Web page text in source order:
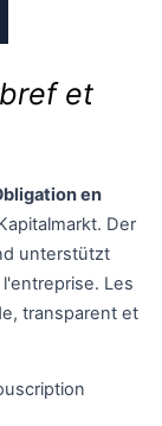
et
en
Der
unterstützt
Les
transparent et